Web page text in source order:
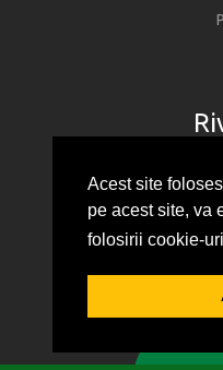
Acest site
pe acest site, va
folosirii cookie-